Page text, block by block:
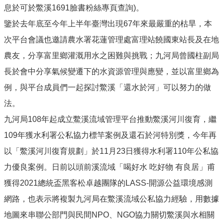
息於可於鱉溪1691臉書粉絲專頁查詢)。
鑒於去年底至今年上半年臺灣出現67年來最嚴重的枯旱，本
次平台會議也邀請農水署花蓮管理處富理站饒國東站長及在地
農友，分享富里鄉灌溉用水之困難與挑戰；九河局曾國柱副局
長於會中分享氣候變遷下的水資源管理與應變，並以富里鄉為
例，與平台成員們一起探討鱉溪「還水於河」可以努力的做
法。
九河局108年起成立鱉溪流域管理平台推動鱉溪河川復育，繼
109年獲水利署公私協力標竿案例及還石於河特別獎，今年再
以「鱉溪河川復育規劃」於11月23日獲得水利署110年公私協
力優良案例。日前以頭前溪流域「喝好水 吃好物 有良居」甫
獲得2021總統盃黑客松卓越團隊的LASS-開源公益環境感測
網路，也表示將複製九河局在鱉溪流域公私協力經驗，用數據
地圖來串聯公部門與民間NPO、NGO協力關切鱉溪與水相關